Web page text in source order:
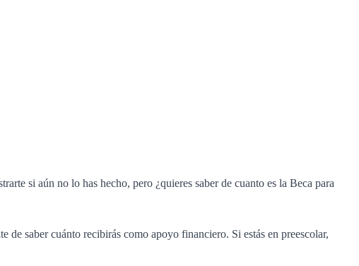
si aún no lo has hecho, pero ¿quieres saber de cuanto es la Beca para
de saber cuánto recibirás como apoyo financiero. Si estás en preescolar,